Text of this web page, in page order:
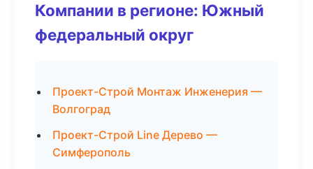
Компании в регионе: Южный
федеральный округ
Проект-Строй Монтаж Инженерия —
Волгоград
Проект-Строй Line Дерево —
Симферополь